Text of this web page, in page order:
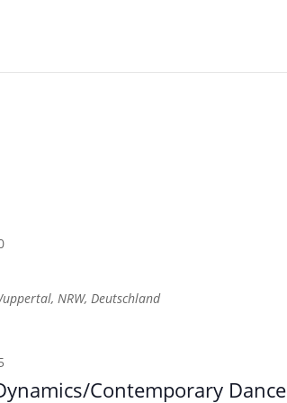
NRW, Deutschland
Contemporary Dance